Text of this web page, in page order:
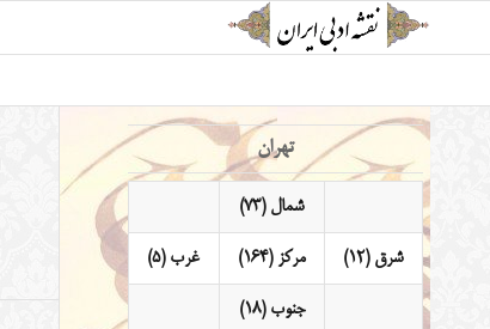
تهران
شمال (73)
شرق (12) مرکز (164) غرب (5)
جنوب (18)